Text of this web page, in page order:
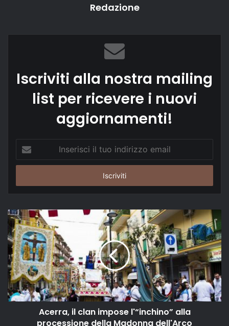
Redazione
Iscriviti alla nostra mailing
list per ricevere i nuovi
aggiornamenti!
tuo
email
Acerra, il clan impose l'“inchino” alla
processione della Madonna dell'Arco